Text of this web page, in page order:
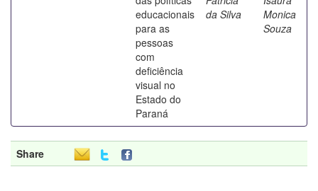
educacionais
para as
pessoas
com
deficiência
visual no
Estado do
Paraná
da Silva
Monica
Souza
Share